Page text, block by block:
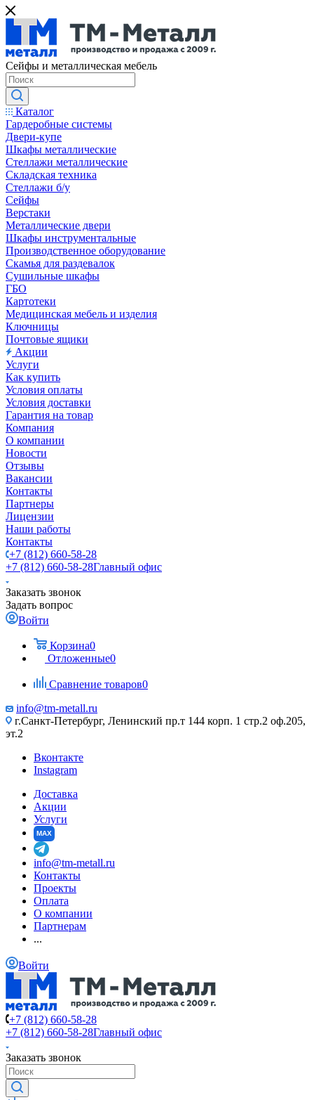
Сейфы и металлическая мебель
Каталог
Гардеробные системы
Двери-купе
Шкафы металлические
Стеллажи металлические
Складская техника
Стеллажи б/у
Сейфы
Верстаки
Металлические двери
Шкафы инструментальные
Производственное оборудование
Скамья для раздевалок
Сушильные шкафы
ГБО
Картотеки
Медицинская мебель и изделия
Ключницы
Почтовые ящики
Акции
Услуги
Как купить
Условия оплаты
Условия доставки
Гарантия на товар
Компания
О компании
Новости
Отзывы
Вакансии
Контакты
Партнеры
Лицензии
Наши работы
Контакты
+7 (812) 660-58-28
+7 (812) 660-58-28Главный офис
Заказать звонок
Задать вопрос
Войти
Корзина0
Отложенные0
Сравнение товаров0
info@tm-metall.ru
г.Санкт-Петербург, Ленинский пр.т 144 корп. 1 стр.2 оф.205,
эт.2
Вконтакте
Instagram
Доставка
Акции
Услуги
MAX
info@tm-metall.ru
Контакты
Проекты
Оплата
О компании
Партнерам
...
Войти
+7 (812) 660-58-28
+7 (812) 660-58-28Главный офис
Заказать звонок